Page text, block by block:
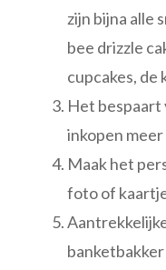
zijn bijna alle
bee drizzle
cupcakes, de
Het bespaart
inkopen
Maak het
foto of